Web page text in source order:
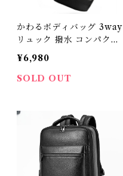
かわるボディバッグ 3way
リュック 撥水 コンパクト
サブバック 携帯 レディー
ス メンズ 子供 通学 登山
遠足 ハイキング 旅行 レジ
料 あす楽対応 プレゼント
父の日 338089
¥6,980
SOLD OUT